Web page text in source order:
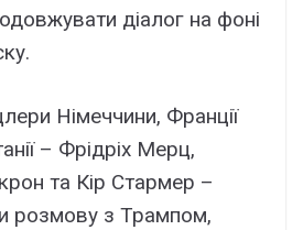
діалог на фоні
Німеччини, Франції
– Фрідріх Мерц,
та Кір Стармер –
розмову з Трампом,